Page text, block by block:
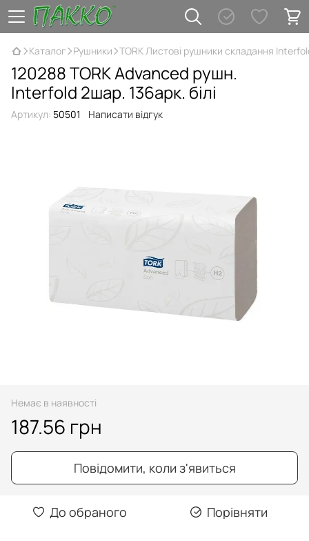
Каталог Рушники TORK Листові рушники складання
120288 TORK Advanced рушн.
Interfold 2шар. 136арк. білі
Артикул: 50501 Написати відгук
Немає в наявності
187.56 грн
Повідомити, коли з'явиться
До обраного Порівняти